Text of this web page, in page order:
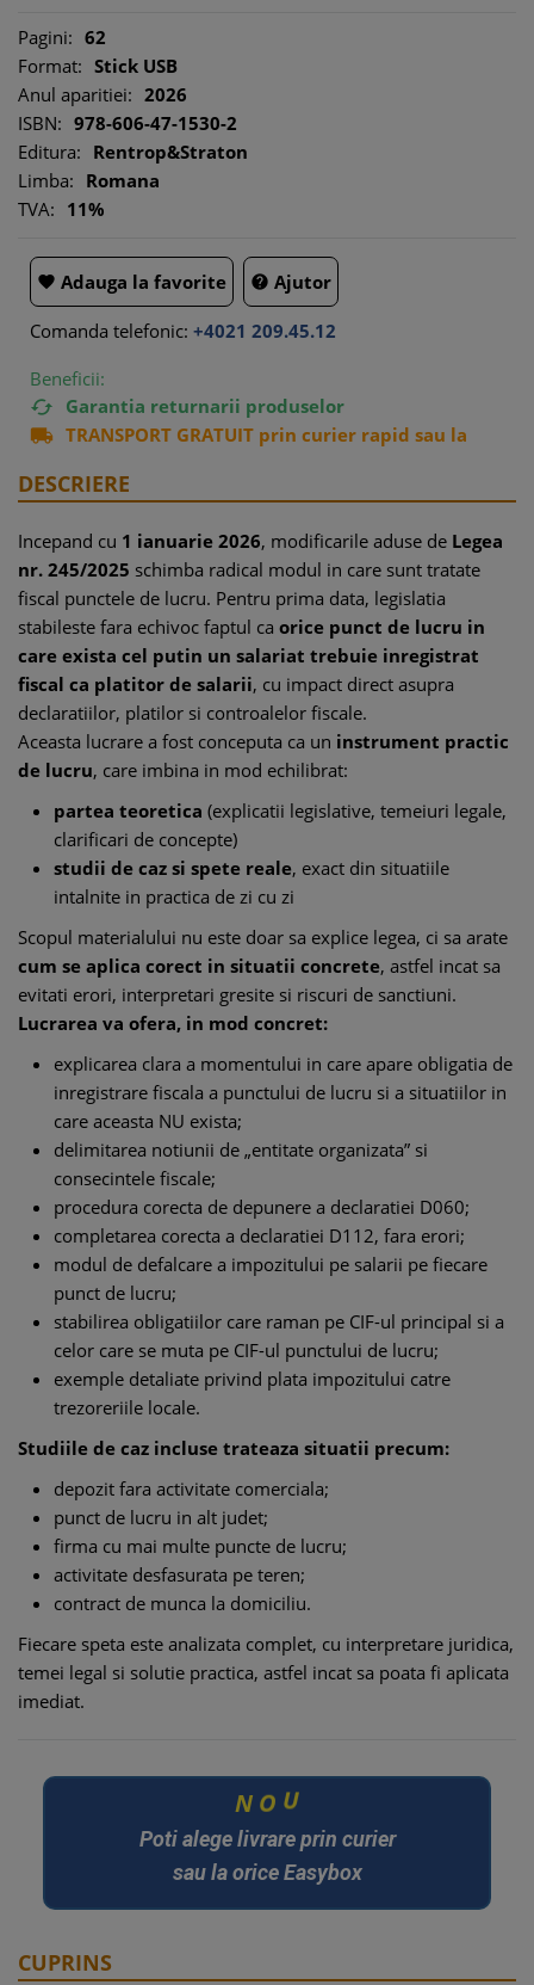
Pagini: 62
Format: Stick USB
Anul aparitiei: 2026
ISBN: 978-606-47-1530-2
Editura: Rentrop&Straton
Limba: Romana
TVA: 11%
 Adauga la favorite  Ajutor
Comanda telefonic: +4021 209.45.12
Beneficii:
 Garantia returnarii produselor
 TRANSPORT GRATUIT prin curier rapid sau la
DESCRIERE
Incepand cu 1 ianuarie 2026, modificarile aduse de Legea
nr. 245/2025 schimba radical modul in care sunt tratate
fiscal punctele de lucru. Pentru prima data, legislatia
stabileste fara echivoc faptul ca orice punct de lucru in
care exista cel putin un salariat trebuie inregistrat
fiscal ca platitor de salarii, cu impact direct asupra
declaratiilor, platilor si controalelor fiscale.
Aceasta lucrare a fost conceputa ca un instrument practic
de lucru, care imbina in mod echilibrat:
partea teoretica (explicatii legislative, temeiuri legale,
clarificari de concepte)
studii de caz si spete reale, exact din situatiile
intalnite in practica de zi cu zi
Scopul materialului nu este doar sa explice legea, ci sa arate
cum se aplica corect in situatii concrete, astfel incat sa
evitati erori, interpretari gresite si riscuri de sanctiuni.
Lucrarea va ofera, in mod concret:
explicarea clara a momentului in care apare obligatia de
inregistrare fiscala a punctului de lucru si a situatiilor in
care aceasta NU exista;
delimitarea notiunii de „entitate organizata” si
consecintele fiscale;
procedura corecta de depunere a declaratiei D060;
completarea corecta a declaratiei D112, fara erori;
modul de defalcare a impozitului pe salarii pe fiecare
punct de lucru;
stabilirea obligatiilor care raman pe CIF-ul principal si a
celor care se muta pe CIF-ul punctului de lucru;
exemple detaliate privind plata impozitului catre
trezoreriile locale.
Studiile de caz incluse trateaza situatii precum:
depozit fara activitate comerciala;
punct de lucru in alt judet;
firma cu mai multe puncte de lucru;
activitate desfasurata pe teren;
contract de munca la domiciliu.
Fiecare speta este analizata complet, cu interpretare juridica,
temei legal si solutie practica, astfel incat sa poata fi aplicata
imediat.
N O U
Poti alege livrare prin curier
sau la orice Easybox
CUPRINS